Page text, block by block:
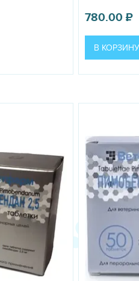
780.00₽
В КОРЗИНУ